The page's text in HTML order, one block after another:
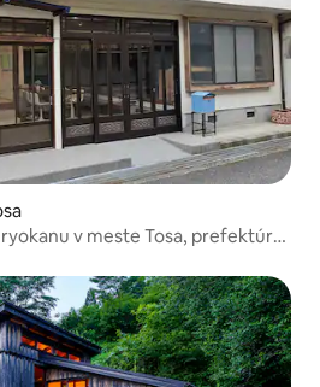
v meste Tosa, prefektúra